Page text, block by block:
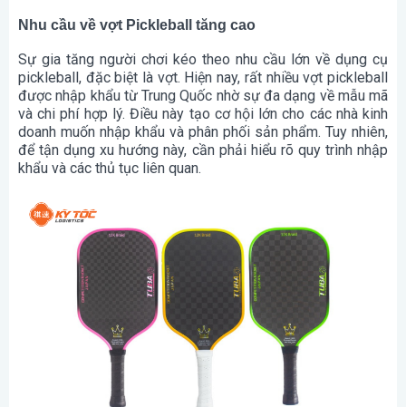
Nhu cầu về vợt Pickleball tăng cao
Sự gia tăng người chơi kéo theo nhu cầu lớn về dụng cụ
pickleball, đặc biệt là vợt. Hiện nay, rất nhiều vợt pickleball
được nhập khẩu từ Trung Quốc nhờ sự đa dạng về mẫu mã
và chi phí hợp lý. Điều này tạo cơ hội lớn cho các nhà kinh
doanh muốn nhập khẩu và phân phối sản phẩm. Tuy nhiên,
để tận dụng xu hướng này, cần phải hiểu rõ quy trình nhập
khẩu và các thủ tục liên quan.